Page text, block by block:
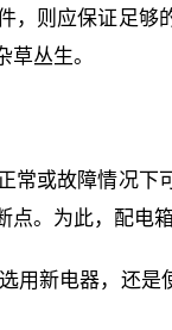
，则应保证足
丛生。
常或故障情况
。为此，配电
用新电器，还